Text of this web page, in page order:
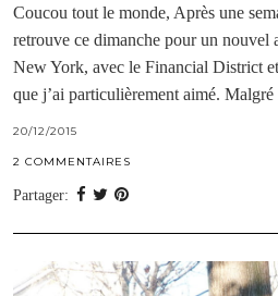
Coucou tout le monde, Après une
retrouve ce dimanche pour un nouvel
New York, avec le Financial District
que j’ai particulièrement aimé.
20/12/2015
2 COMMENTAIRES
Partager: